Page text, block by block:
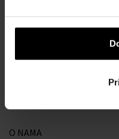
Naš izbor
O NAMA